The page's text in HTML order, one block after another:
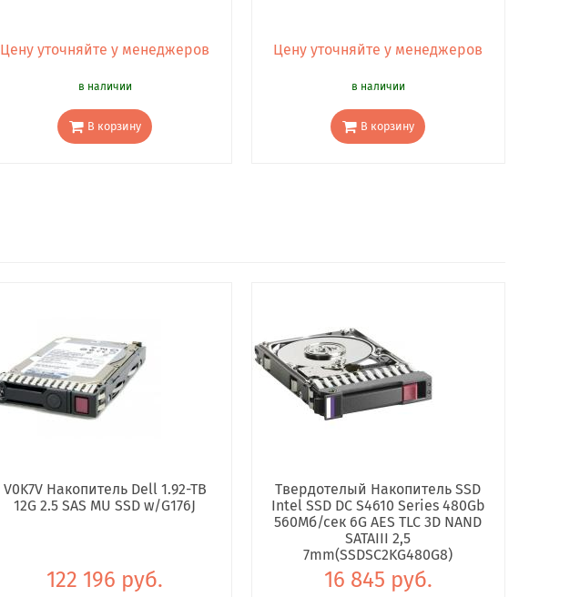
Цену уточняйте у менеджеров
в наличии
В корзину
Цену уточняйте у менеджеров
в наличии
В корзину
V0K7V Накопитель Dell 1.92-TB
12G 2.5 SAS MU SSD w/G176J
122 196 руб.
Твердотелый Накопитель SSD
Intel SSD DC S4610 Series 480Gb
560Мб/сек 6G AES TLC 3D NAND
SATAIII 2,5
7mm(SSDSC2KG480G8)
16 845 руб.